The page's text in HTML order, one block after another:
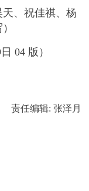
、祝佳祺、杨
04 版）
责任编辑: 张泽月